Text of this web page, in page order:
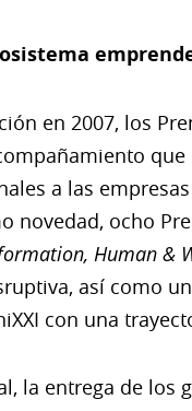
en 2007, los
a las
novedad, ocho
Human &
así como
con una
la entrega de los